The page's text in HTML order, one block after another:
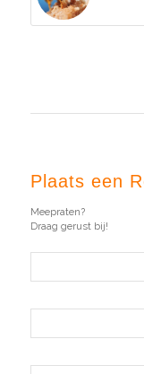
Plaats een
Meepraten?
Draag gerust bij!